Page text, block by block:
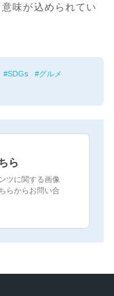
味が込められてい
SDGs
グルメ
ら
ツに関する画像
らからお問い合